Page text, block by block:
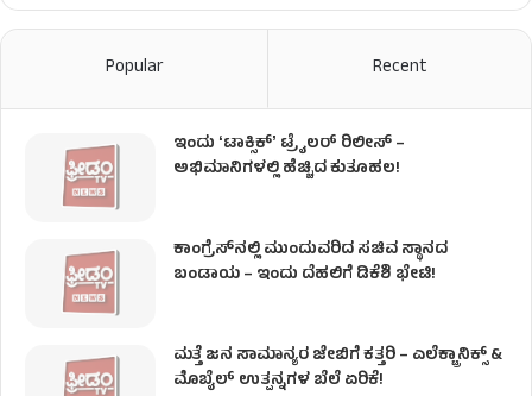
Popular Recent
ಇಂದು ʻಟಾಕ್ಸಿಕ್ʼ ಟ್ರೈಲರ್ ರಿಲೀಸ್‌ –
ಅಭಿಮಾನಿಗಳಲ್ಲಿ ಹೆಚ್ಚಿದ ಕುತೂಹಲ!
ಕಾಂಗ್ರೆಸ್​ನಲ್ಲಿ ಮುಂದುವರಿದ ಸಚಿವ ಸ್ಥಾನದ
ಬಂಡಾಯ – ಇಂದು ದೆಹಲಿಗೆ ಡಿಕೆಶಿ ಭೇಟಿ!
ಮತ್ತೆ ಜನ ಸಾಮಾನ್ಯರ ಜೇಬಿಗೆ ಕತ್ತರಿ – ಎಲೆಕ್ಟ್ರಾನಿಕ್ಸ್ &
ಮೊಬೈಲ್ ಉತ್ಪನ್ನಗಳ ಬೆಲೆ ಏರಿಕೆ!